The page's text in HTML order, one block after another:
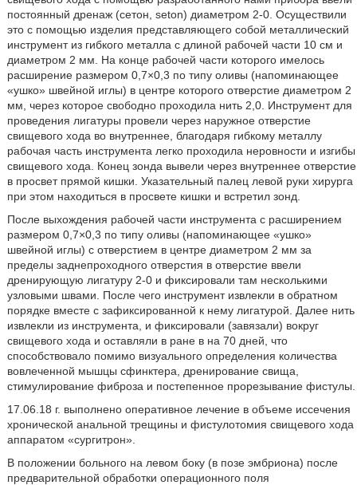
постоянный дренаж (сетон, seton) диаметром 2-0. Осуществили
это с помощью изделия представляющего собой металлический
инструмент из гибкого металла с длиной рабочей части 10 см и
диаметром 2 мм. На конце рабочей части которого имелось
расширение размером 0,7×0,3 по типу оливы (напоминающее
«ушко» швейной иглы) в центре которого отверстие диаметром 2
мм, через которое свободно проходила нить 2,0. Инструмент для
проведения лигатуры провели через наружное отверстие
свищевого хода во внутреннее, благодаря гибкому металлу
рабочая часть инструмента легко проходила неровности и изгибы
свищевого хода. Конец зонда вывели через внутреннее отверстие
в просвет прямой кишки. Указательный палец левой руки хирурга
при этом находиться в просвете кишки и встретил зонд.
После выхождения рабочей части инструмента с расширением
размером 0,7×0,3 по типу оливы (напоминающее «ушко»
швейной иглы) с отверстием в центре диаметром 2 мм за
пределы заднепроходного отверстия в отверстие ввели
дренирующую лигатуру 2-0 и фиксировали там несколькими
узловыми швами. После чего инструмент извлекли в обратном
порядке вместе с зафиксированной к нему лигатурой. Далее нить
извлекли из инструмента, и фиксировали (завязали) вокруг
свищевого хода и оставляли в ране в на 70 дней, что
способствовало помимо визуального определения количества
вовлеченной мышцы сфинктера, дренирование свища,
стимулирование фиброза и постепенное прорезывание фистулы.
17.06.18 г. выполнено оперативное лечение в объеме иссечения
хронической анальной трещины и фистулотомия свищевого хода
аппаратом «сургитрон».
В положении больного на левом боку (в позе эмбриона) после
предварительной обработки операционного поля